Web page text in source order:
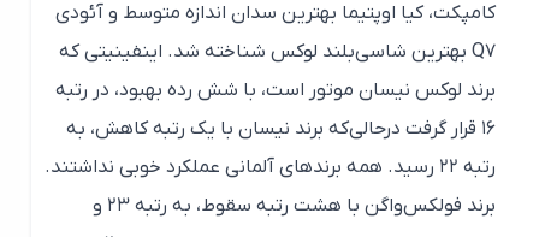
کامپکت، کیا اوپتیما بهترین سدان اندازه متوسط و آئودی
Q۷ بهترین شاسی‌بلند لوکس شناخته شد. اینفینیتی که
برند لوکس نیسان موتور است، با شش رده بهبود، در رتبه
۱۶ قرار گرفت درحالی‌که برند نیسان با یک رتبه کاهش، به
رتبه ۲۲ رسید. همه برندهای آلمانی عملکرد خوبی نداشتند.
برند فولکس‌واگن با هشت رتبه سقوط، به رتبه ۲۳ و